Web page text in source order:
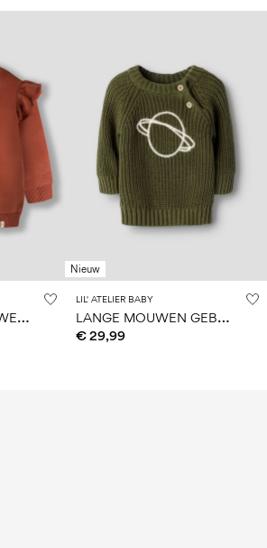
L
ANGE MOUWEN SWEATSHIRT
Nieuw
LIL' ATELIER BABY
L
ANGE MOUWEN GEBREIDE TOP
€ 29,99